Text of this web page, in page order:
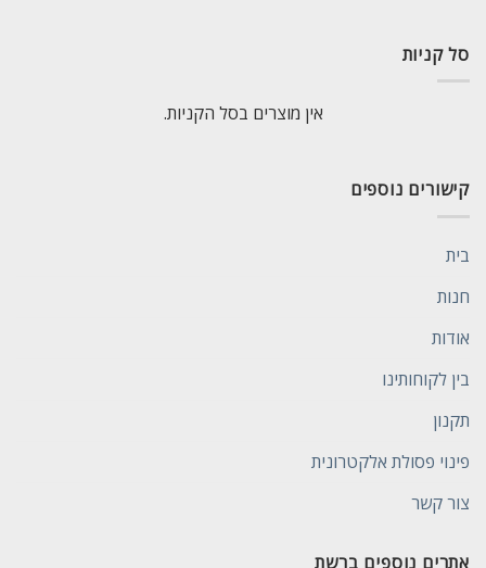
סל קניות
אין מוצרים בסל הקניות.
קישורים נוספים
בית
חנות
אודות
בין לקוחותינו
תקנון
פינוי פסולת אלקטרונית
צור קשר
אתרים נוספים ברשת